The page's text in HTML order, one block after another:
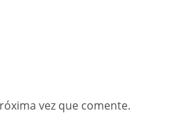
vez que comente.